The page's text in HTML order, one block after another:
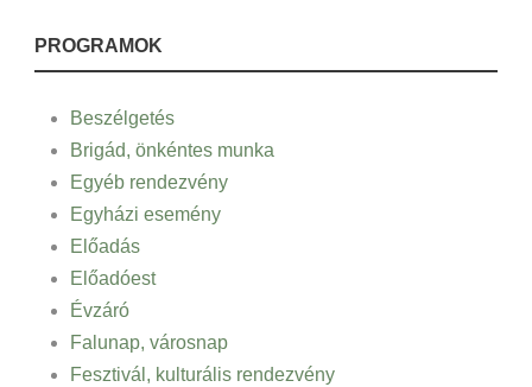
PROGRAMOK
Beszélgetés
Brigád, önkéntes munka
Egyéb rendezvény
Egyházi esemény
Előadás
Előadóest
Évzáró
Falunap, városnap
Fesztivál, kulturális rendezvény